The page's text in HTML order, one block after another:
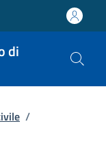
di
/